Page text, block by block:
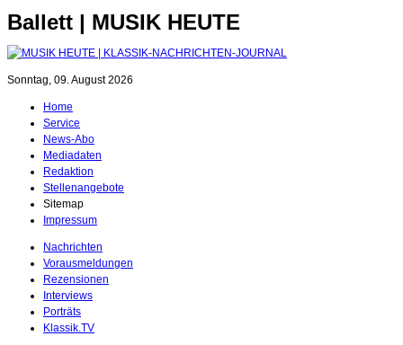
Ballett | MUSIK HEUTE
Sonntag, 09. August 2026
Home
Service
News-Abo
Mediadaten
Redaktion
Stellenangebote
Sitemap
Impressum
Nachrichten
Vorausmeldungen
Rezensionen
Interviews
Porträts
Klassik.TV